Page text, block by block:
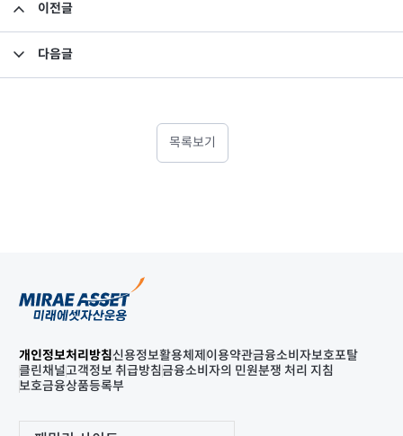
이전글
다음글
목록보기
개인정보처리방침신용정보활용체제 이용약관금융소비자보호포탈
클린채널고객정보 취급방침금융소비자의 민원분쟁 처리 지침
보호금융상품등록부